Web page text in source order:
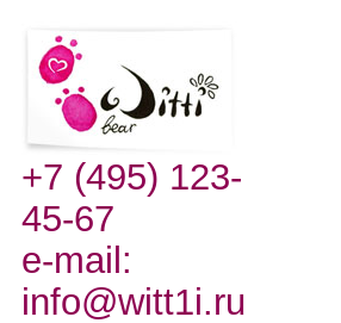
+7 (495) 123-
45-67
e-mail:
info@witt1i.ru